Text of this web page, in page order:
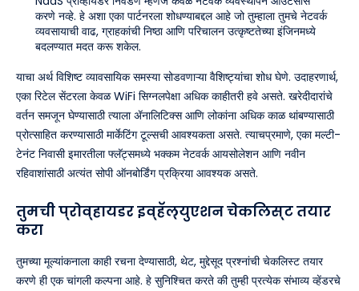
करणे नव्हे. हे अशा एका पार्टनरला शोधण्याबद्दल आहे जो तुम्हाला तुमचे नेटवर्क
व्यवसायाची वाढ, ग्राहकांची निष्ठा आणि परिचालन उत्कृष्टतेच्या इंजिनमध्ये
बदलण्यात मदत करू शकेल.
याचा अर्थ विशिष्ट व्यावसायिक समस्या सोडवणाऱ्या वैशिष्ट्यांचा शोध घेणे. उदाहरणार्थ,
एका रिटेल सेंटरला केवळ WiFi सिग्नलपेक्षा अधिक काहीतरी हवे असते. खरेदीदारांचे
वर्तन समजून घेण्यासाठी त्याला ॲनालिटिक्स आणि लोकांना अधिक काळ थांबण्यासाठी
प्रोत्साहित करण्यासाठी मार्केटिंग टूल्सची आवश्यकता असते. त्याचप्रमाणे, एका मल्टी-
टेनंट निवासी इमारतीला फ्लॅट्समध्ये भक्कम नेटवर्क आयसोलेशन आणि नवीन
रहिवाशांसाठी अत्यंत सोपी ऑनबोर्डिंग प्रक्रिया आवश्यक असते.
तुमची प्रोव्हायडर इव्हॅल्युएशन चेकलिस्ट तयार
करा
तुमच्या मूल्यांकनाला काही रचना देण्यासाठी, थेट, मुद्देसूद प्रश्नांची चेकलिस्ट तयार
करणे ही एक चांगली कल्पना आहे. हे सुनिश्चित करते की तुम्ही प्रत्येक संभाव्य व्हेंडरचे